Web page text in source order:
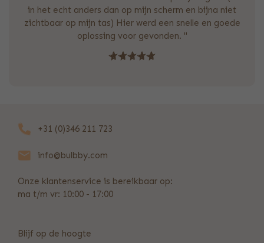
in het echt anders dan op mijn scherm en bijna niet
zichtbaar op mijn tas) Hier werd een snelle en goede
oplossing voor gevonden. "
+31 (0)346 211 723
info@bulbby.com
Onze klantenservice is bereikbaar op:
ma t/m vr: 10:00 - 17:00
Blijf op de hoogte